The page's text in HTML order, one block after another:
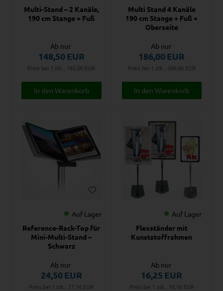
Multi-Stand – 2 Kanäle,
190 cm Stange + Fuß
Ab nur
148,50EUR
Preis bei 1 stk., 165,00 EUR
Multi Stand 4 Kanäle
190 cm Stange + Fuß +
Oberseite
Ab nur
186,00EUR
Preis bei 1 stk., 206,66 EUR
Auf Lager
Reference-Rack-Top für
Mini-Multi-Stand –
Schwarz
Ab nur
24,50EUR
Preis bei 1 stk., 27,16 EUR
Auf Lager
Flexständer mit
Kunststoffrahmen
Ab nur
16,25 EUR
Preis bei 1 stk., 18,16 EUR